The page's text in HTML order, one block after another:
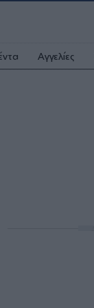
Αγγελίες